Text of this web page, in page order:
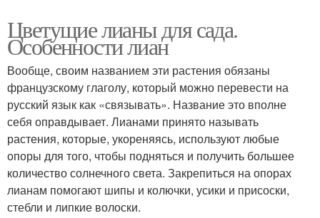
Цветущие лианы для сада.
Особенности лиан
Вообще, своим названием эти растения обязаны
французскому глаголу, который можно перевести на
русский язык как «связывать». Название это вполне
себя оправдывает. Лианами принято называть
растения, которые, укореняясь, используют любые
опоры для того, чтобы подняться и получить большее
количество солнечного света. Закрепиться на опорах
лианам помогают шипы и колючки, усики и присоски,
стебли и липкие волоски.